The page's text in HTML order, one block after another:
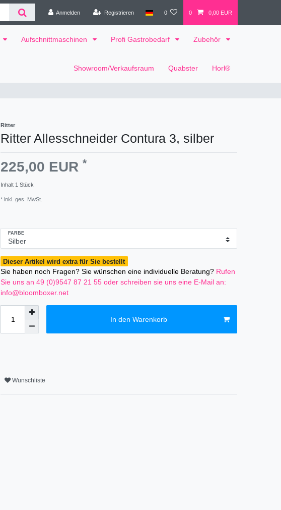
Anmelden Registrieren 0 0 0,00 EUR
Aufschnittmaschinen Profi Gastrobedarf Zubehör
Showroom/Verkaufsraum Quabster Horl®
Ritter
Ritter Allesschneider Contura 3, silber
225,00 EUR *
Inhalt 1 Stück
* inkl. ges. MwSt.
FARBE
Dieser Artikel wird extra für Sie bestellt
Sie haben noch Fragen? Sie wünschen eine individuelle Beratung? Rufen
Sie uns an 49 (0)9547 87 21 55 oder schreiben sie uns eine E-Mail an:
info@bloomboxer.net
In den Warenkorb
Wunschliste